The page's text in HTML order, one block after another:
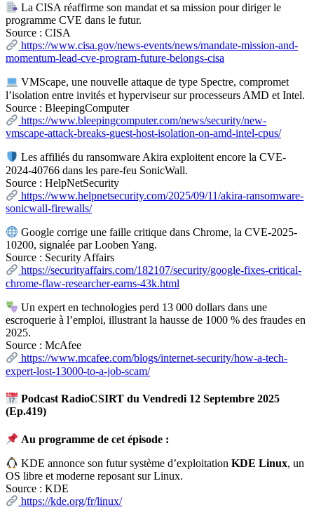
La CISA réaffirme son mandat et sa mission pour diriger le
programme CVE dans le futur.
Source : CISA
https://www.cisa.gov/news-events/news/mandate-mission-and-
momentum-lead-cve-program-future-belongs-cisa
VMScape, une nouvelle attaque de type Spectre, compromet
l’isolation entre invités et hyperviseur sur processeurs AMD et Intel.
Source : BleepingComputer
https://www.bleepingcomputer.com/news/security/new-
vmscape-attack-breaks-guest-host-isolation-on-amd-intel-cpus/
Les affiliés du ransomware Akira exploitent encore la CVE-
2024-40766 dans les pare-feu SonicWall.
Source : HelpNetSecurity
https://www.helpnetsecurity.com/2025/09/11/akira-ransomware-
sonicwall-firewalls/
Google corrige une faille critique dans Chrome, la CVE-2025-
10200, signalée par Looben Yang.
Source : Security Affairs
https://securityaffairs.com/182107/security/google-fixes-critical-
chrome-flaw-researcher-earns-43k.html
Un expert en technologies perd 13 000 dollars dans une
escroquerie à l’emploi, illustrant la hausse de 1000 % des fraudes en
2025.
Source : McAfee
https://www.mcafee.com/blogs/internet-security/how-a-tech-
expert-lost-13000-to-a-job-scam/
Podcast RadioCSIRT du Vendredi 12 Septembre 2025
(Ep.419)
Au programme de cet épisode :
KDE annonce son futur système d’exploitationKDE Linux, un
OS libre et moderne reposant sur Linux.
Source : KDE
https://kde.org/fr/linux/